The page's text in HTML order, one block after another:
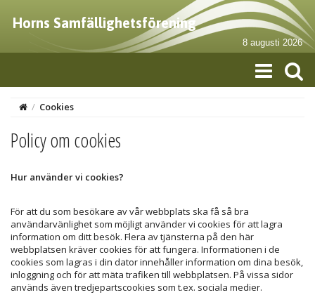
Horns Samfällighetsförening
8 augusti 2026
/ Cookies
Policy om cookies
Hur använder vi cookies?
För att du som besökare av vår webbplats ska få så bra
användarvänlighet som möjligt använder vi cookies för att lagra
information om ditt besök. Flera av tjänsterna på den här
webbplatsen kräver cookies för att fungera. Informationen i de
cookies som lagras i din dator innehåller information om dina besök,
inloggning och för att mäta trafiken till webbplatsen. På vissa sidor
används även tredjepartscookies som t.ex. sociala medier.